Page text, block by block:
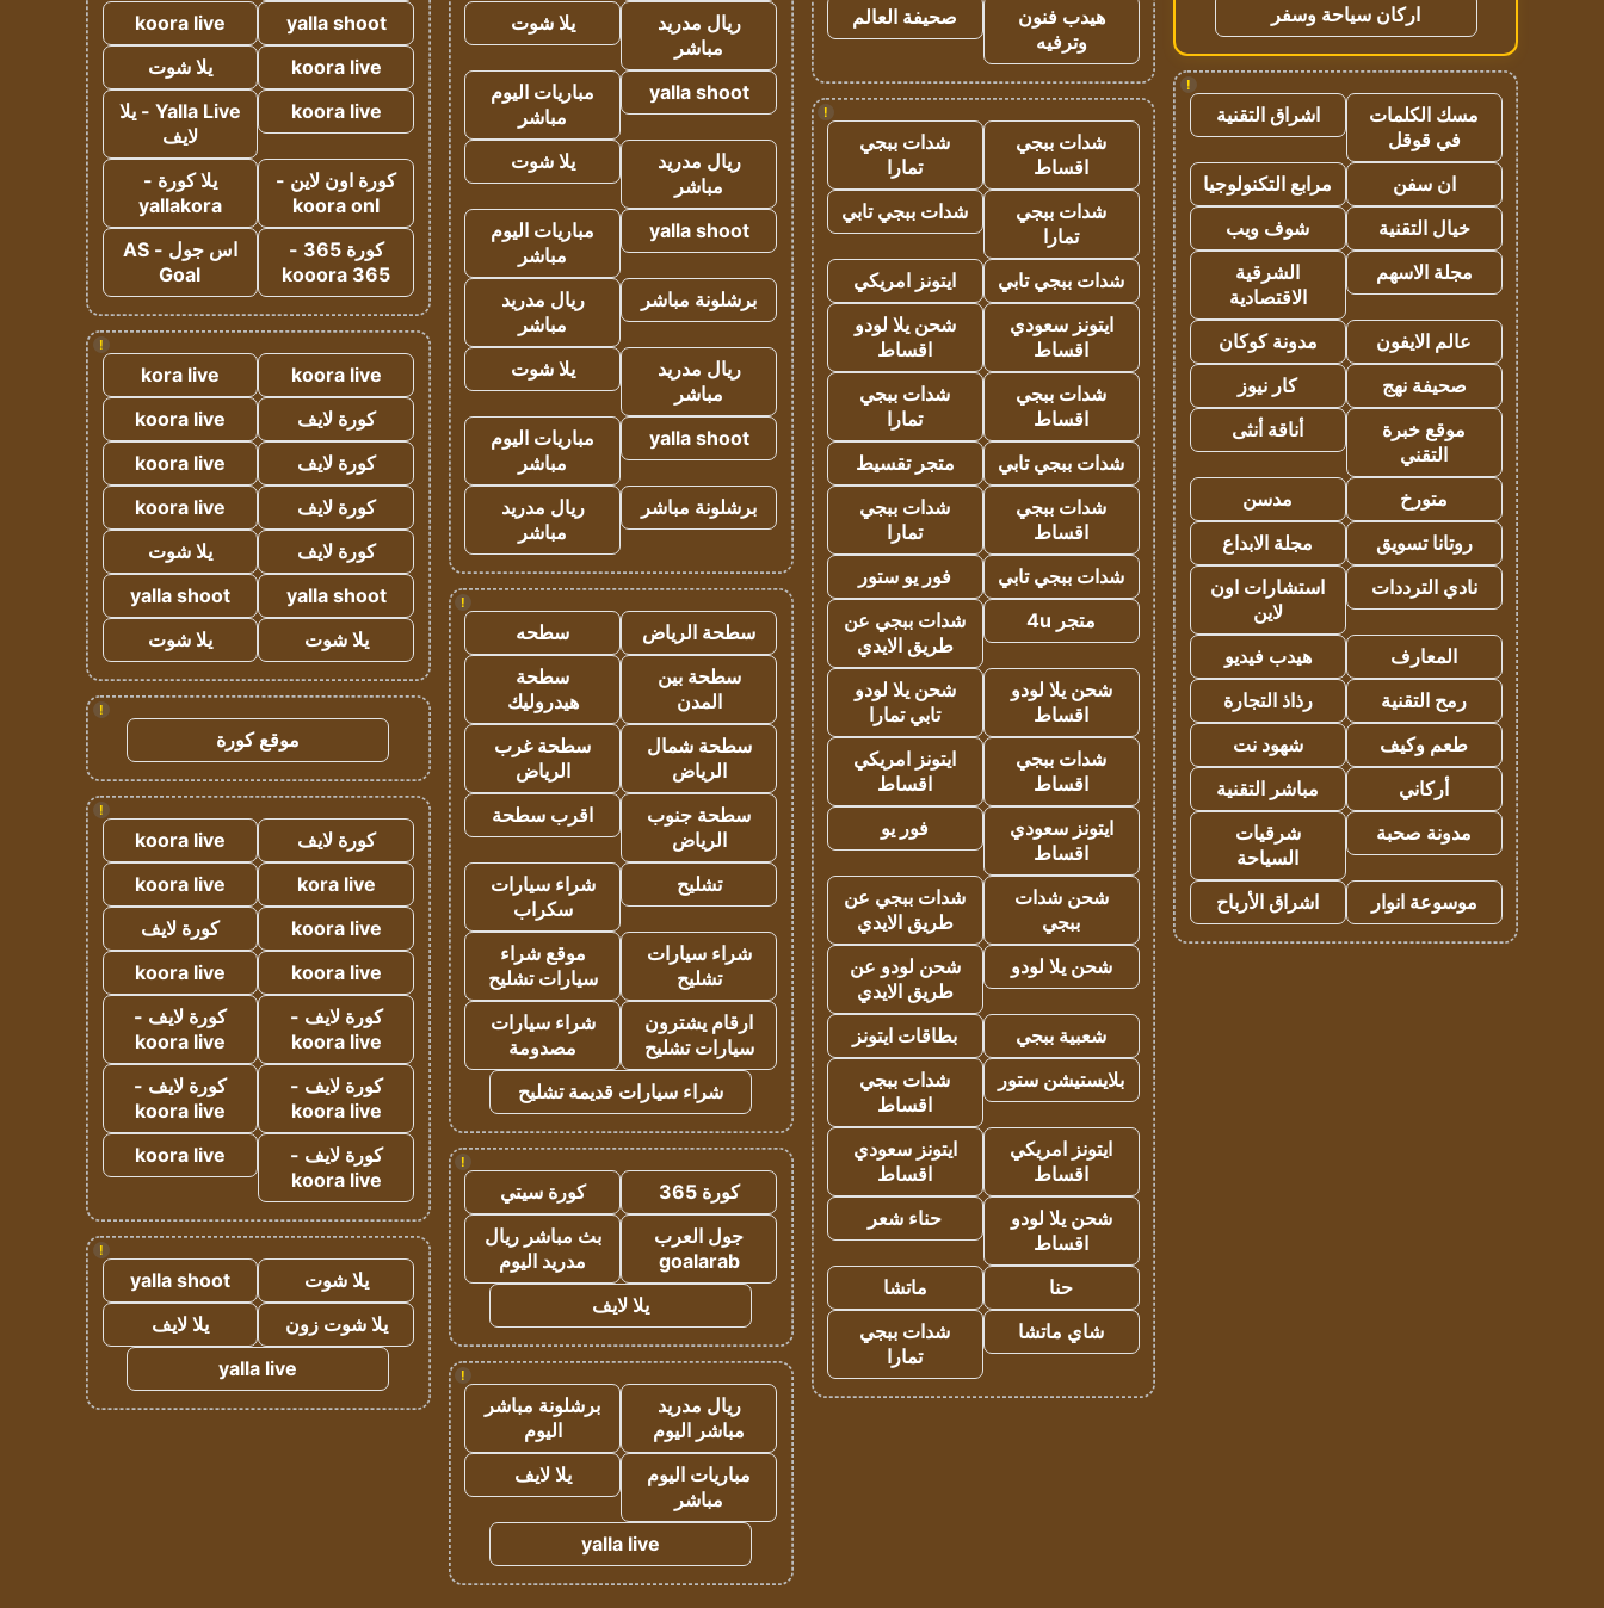
اركان سياحة وسفر
!
مسك الكلمات
في قوقل
اشراق التقنية
ان سفن
مرابع التكنولوجيا
خيال التقنية
شوف ويب
مجلة الاسهم
الشرقية
الاقتصادية
عالم الايفون
مدونة كوكان
صحيفة نهج
كار نيوز
موقع خبرة
التقني
أناقة أنثى
متورخ
مدسن
روتانا تسويق
مجلة الابداع
نادي الترددات
استشارات اون
لاين
المعارف
هيدب فيديو
رمح التقنية
رذاذ التجارة
طعم وكيف
شهود نت
أركاني
مباشر التقنية
مدونة صحبة
شرقيات
السياحة
موسوعة انوار
اشراق الأرباح
هيدب فنون
وترفيه
صحيفة العالم
!
شدات ببجي
اقساط
شدات ببجي
تمارا
شدات ببجي
تمارا
شدات ببجي تابي
شدات ببجي تابي
ايتونز امريكي
ايتونز سعودي
اقساط
شحن يلا لودو
اقساط
شدات ببجي
اقساط
شدات ببجي
تمارا
شدات ببجي تابي
متجر تقسيط
شدات ببجي
اقساط
شدات ببجي
تمارا
شدات ببجي تابي
فور يو ستور
متجر 4u
شدات ببجي عن
طريق الايدي
شحن يلا لودو
اقساط
شحن يلا لودو
تابي تمارا
شدات ببجي
اقساط
ايتونز امريكي
اقساط
ايتونز سعودي
اقساط
فور يو
شحن شدات
ببجي
شدات ببجي عن
طريق الايدي
شحن يلا لودو
شحن لودو عن
طريق الايدي
شعبية ببجي
بطاقات ايتونز
بلايستيشن ستور
شدات ببجي
اقساط
ايتونز امريكي
اقساط
ايتونز سعودي
اقساط
شحن يلا لودو
اقساط
حناء شعر
حنا
ماتشا
شاي ماتشا
شدات ببجي
تمارا
ريال مدريد
مباشر
يلا شوت
yalla shoot
مباريات اليوم
مباشر
ريال مدريد
مباشر
يلا شوت
yalla shoot
مباريات اليوم
مباشر
برشلونة مباشر
ريال مدريد
مباشر
ريال مدريد
مباشر
يلا شوت
yalla shoot
مباريات اليوم
مباشر
برشلونة مباشر
ريال مدريد
مباشر
!
سطحة الرياض
سطحه
سطحة بين
المدن
سطحة
هيدروليك
سطحة شمال
الرياض
سطحة غرب
الرياض
سطحة جنوب
الرياض
اقرب سطحة
تشليح
شراء سيارات
سكراب
شراء سيارات
تشليح
موقع شراء
سيارات تشليح
ارقام يشترون
سيارات تشليح
شراء سيارات
مصدومة
شراء سيارات قديمة تشليح
!
كورة 365
كورة سيتي
جول العرب
goalarab
بث مباشر ريال
مدريد اليوم
يلا لايف
!
ريال مدريد
مباشر اليوم
برشلونة مباشر
اليوم
مباريات اليوم
مباشر
يلا لايف
yalla live
yalla shoot
koora live
koora live
يلا شوت
koora live
Yalla Live - يلا
لايف
كورة اون لاين -
koora onl
يلا كورة -
yallakora
كورة 365 -
kooora 365
اس جول - AS
Goal
!
koora live
kora live
كورة لايف
koora live
كورة لايف
koora live
كورة لايف
koora live
كورة لايف
يلا شوت
yalla shoot
yalla shoot
يلا شوت
يلا شوت
!
موقع كورة
!
كورة لايف
koora live
kora live
koora live
koora live
كورة لايف
koora live
koora live
كورة لايف -
koora live
كورة لايف -
koora live
كورة لايف -
koora live
كورة لايف -
koora live
كورة لايف -
koora live
koora live
!
يلا شوت
yalla shoot
يلا شوت زون
يلا لايف
yalla live